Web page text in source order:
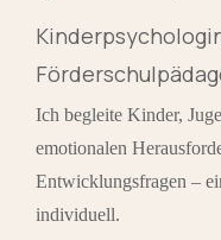
Ich begleite Kinder,
emotionalen
Entwicklungsfragen –
individuell.